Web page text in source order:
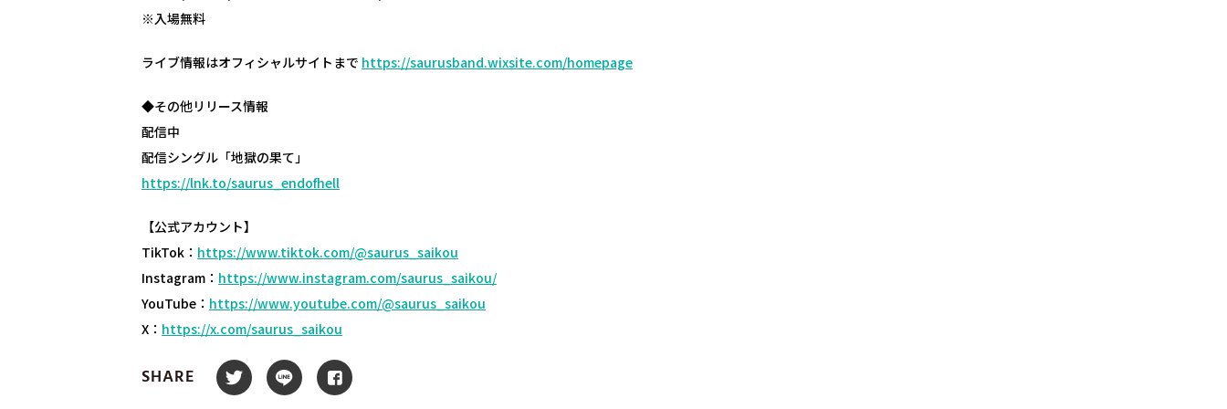
※入場無料
ライブ情報はオフィシャルサイトまで https://saurusband.wixsite.com/homepage
◆その他リリース情報
配信中
配信シングル「地獄の果て」
https://lnk.to/saurus_endofhell
【公式アカウント】
TikTok： https://www.tiktok.com/@saurus_saikou
Instagram： https://www.instagram.com/saurus_saikou/
YouTube： https://www.youtube.com/@saurus_saikou
X： https://x.com/saurus_saikou
SHARE